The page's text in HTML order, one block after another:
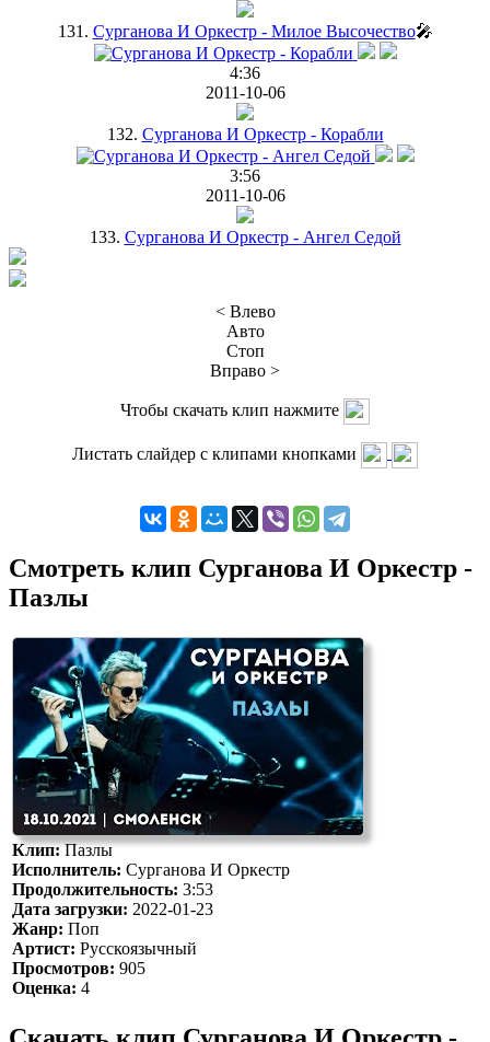
131. Сурганова И Оркестр - Милое Высочество🎤
4:36
2011-10-06
132. Сурганова И Оркестр - Корабли
3:56
2011-10-06
133. Сурганова И Оркестр - Ангел Седой
< Влево
Авто
Стоп
Вправо >
Чтобы скачать клип нажмите
Листать слайдер с клипами кнопками
Смотреть клип Сурганова И Оркестр -
Пазлы
Клип:Пазлы
Исполнитель: Сурганова И Оркестр
Продолжительность: 3:53
Дата загрузки: 2022-01-23
Жанр: Поп
Артист: Русскоязычный
Просмотров: 905
Оценка: 4